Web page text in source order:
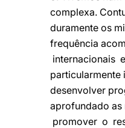
complexa.
duramente os
frequência
internacionais
particularmente
desenvolver
aprofundado
promover o